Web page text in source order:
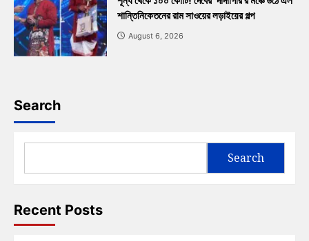
শান্তিনিকেতনের রাম সাওয়ের লড়াইয়ের গল্প
August 6, 2026
Search
Search
Recent Posts